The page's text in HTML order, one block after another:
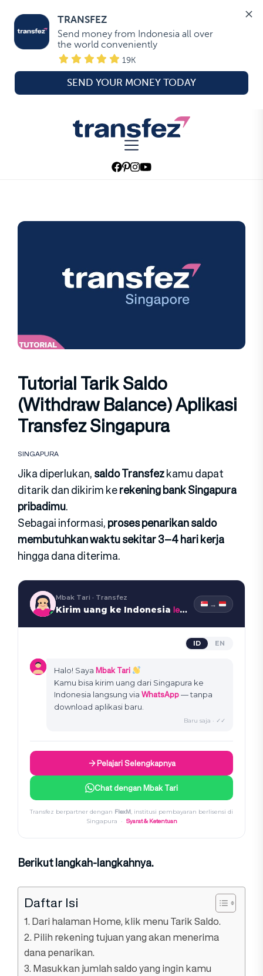
TRANSFEZ
Send money from Indonesia all over
the world conveniently
19K
SEND YOUR MONEY TODAY
Transfez
Tutorial Tarik Saldo
(Withdraw Balance) Aplikasi
Transfez Singapura
SINGAPURA
Jika diperlukan,saldo Transfezkamu dapat
ditarik dan dikirim kerekening bank Singapura
pribadimu.
Sebagai informasi,proses penarikan saldo
membutuhkan waktu sekitar 3–4 hari kerja
hingga dana diterima.
Mbak Tari · Transfez
Kirim uang ke Indonesia lewat WhatsApp →
ID EN
Halo! Saya Mbak Tari
Kamu bisa kirim uang dari Singapura ke
Indonesia langsung via WhatsApp— tanpa
download aplikasi baru.
Baru saja · ✓✓
Pelajari Selengkapnya
Chat dengan Mbak Tari
Transfez berpartner dengan FlexM, institusi pembayaran berlisensi di
Singapura · Syarat & Ketentuan
Berikut langkah-langkahnya.
Daftar Isi
1. Dari halaman Home, klik menu Tarik Saldo.
2. Pilih rekening tujuan yang akan menerima
dana penarikan.
3. Masukkan jumlah saldo yang ingin kamu